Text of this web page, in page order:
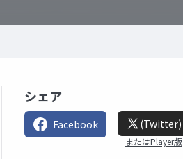
シェア
Facebook (Twitter)
またはPlayer版